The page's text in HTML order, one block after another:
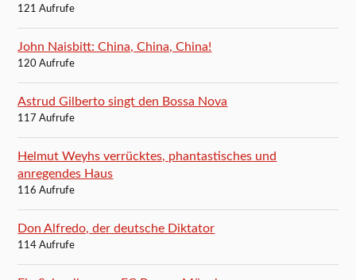
121 Aufrufe
John Naisbitt: China, China, China!
120 Aufrufe
Astrud Gilberto singt den Bossa Nova
117 Aufrufe
Helmut Weyhs verrücktes, phantastisches und
anregendes Haus
116 Aufrufe
Don Alfredo, der deutsche Diktator
114 Aufrufe